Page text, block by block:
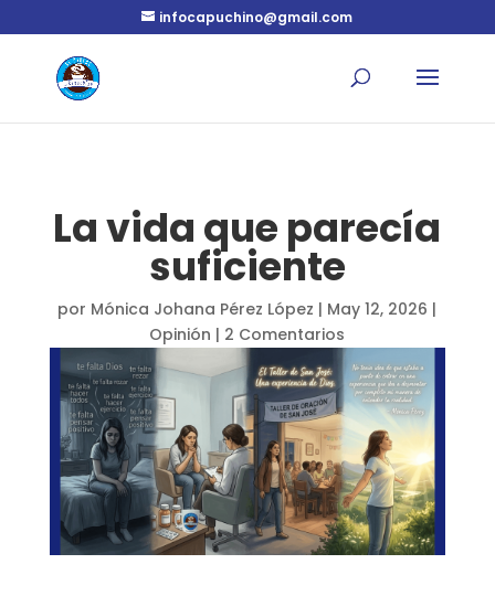
infocapuchino@gmail.com
La vida que parecía
suficiente
por Mónica Johana Pérez López | May 12, 2026 |
Opinión | 2 Comentarios